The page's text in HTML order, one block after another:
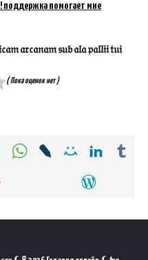
поддержка помогает мне
𝔞𝔯𝔠𝔞𝔫𝔞𝔪 𝔰𝔲𝔟 𝔞𝔩𝔞 𝔭𝔞𝔩𝔩𝔦𝔦 𝔱𝔲𝔦
( Пока оценок нет )